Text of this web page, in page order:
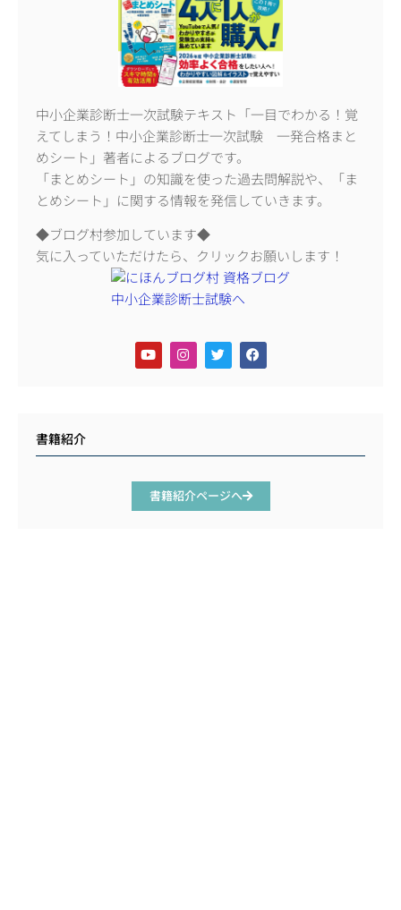
中小企業診断士一次試験テキスト「一目でわかる！覚
えてしまう！中小企業診断士一次試験 一発合格まと
めシート」著者によるブログです。
「まとめシート」の知識を使った過去問解説や、「ま
とめシート」に関する情報を発信していきます。
◆ブログ村参加しています◆
気に入っていただけたら、クリックお願いします！
書籍紹介
書籍紹介ページへ